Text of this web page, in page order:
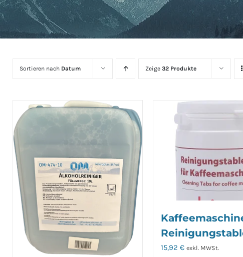
Sortieren nach Datum Zeige32 Produkte
15,92€ exkl. MWSt.